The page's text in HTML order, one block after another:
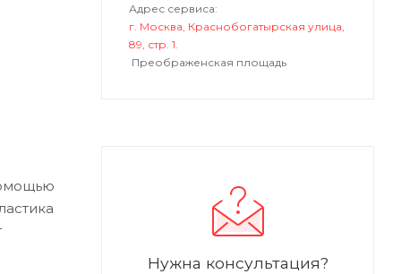
Адрес сервиса:
г. Москва, Краснобогатырская улица,
89, стр. 1.
Преображенская площадь
Нужна консультация?